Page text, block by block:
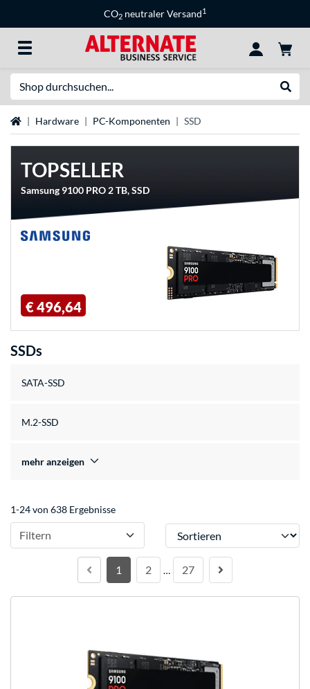
CO2 neutraler Versand1
StartseiteHardware PC-Komponenten SSD
TOPSELLER
Samsung 9100 PRO 2 TB, SSD
€ 496,64
SSDs
SATA-SSD
M.2-SSD
mehr anzeigen
1-24 von 638 Ergebnisse
Filtern Sortieren
1 2 … 27